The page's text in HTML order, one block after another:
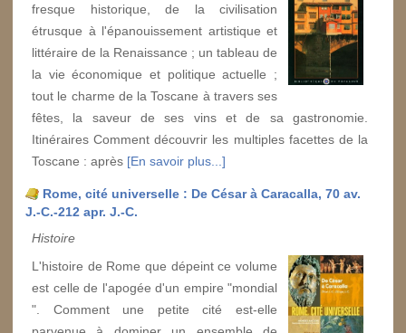
fresque historique, de la civilisation
étrusque à l'épanouissement artistique et
littéraire de la Renaissance ; un tableau de
la vie économique et politique actuelle ;
tout le charme de la Toscane à travers ses
fêtes, la saveur de ses vins et de sa gastronomie.
Itinéraires Comment découvrir les multiples facettes de la
Toscane : après [En savoir plus...]
Rome, cité universelle : De César à Caracalla, 70 av.
J.-C.-212 apr. J.-C.
Histoire
L'histoire de Rome que dépeint ce volume
est celle de l'apogée d'un empire "mondial
". Comment une petite cité est-elle